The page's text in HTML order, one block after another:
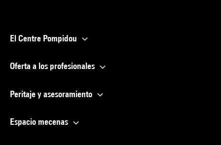
El Centre Pompidou
Oferta a los profesionales
Peritaje y asesoramiento
Espacio mecenas